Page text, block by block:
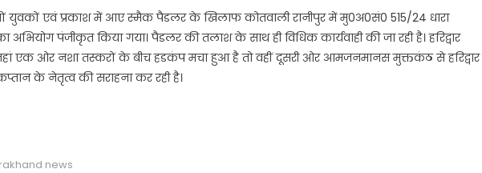
युवकों एवं प्रकाश में आए स्मैक पैडलर के खिलाफ कोतवाली रानीपुर में मु0अ0सं0 515/24 धारा
पंजीकृत किया गया। पैडलर की तलाश के साथ ही विधिक कार्यवाही की जा रही है। हरिद्वार
से जहां एक ओर नशा तस्करों के बीच हडकंप मचा हुआ है तो वहीं दूसरी ओर आमजनमानस मुक्तकंठ से हरिद्वार
के नेतृत्व की सराहना कर रही है।
news